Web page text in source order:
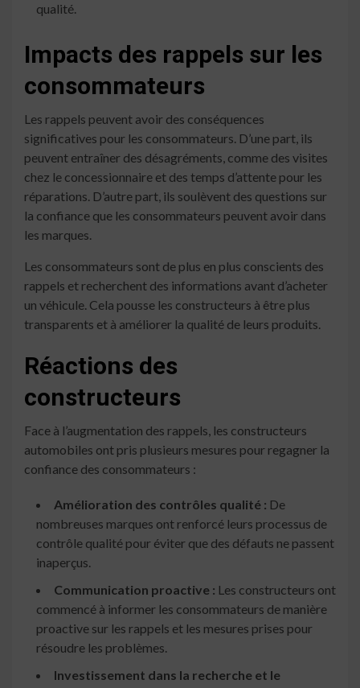
qualité.
Impacts des rappels sur les
consommateurs
Les rappels peuvent avoir des conséquences
significatives pour les consommateurs. D’une part, ils
peuvent entraîner des désagréments, comme des visites
chez le concessionnaire et des temps d’attente pour les
réparations. D’autre part, ils soulèvent des questions sur
la confiance que les consommateurs peuvent avoir dans
les marques.
Les consommateurs sont de plus en plus conscients des
rappels et recherchent des informations avant d’acheter
un véhicule. Cela pousse les constructeurs à être plus
transparents et à améliorer la qualité de leurs produits.
Réactions des
constructeurs
Face à l’augmentation des rappels, les constructeurs
automobiles ont pris plusieurs mesures pour regagner la
confiance des consommateurs :
Amélioration des contrôles qualité : De
nombreuses marques ont renforcé leurs processus de
contrôle qualité pour éviter que des défauts ne passent
inaperçus.
Communication proactive : Les constructeurs ont
commencé à informer les consommateurs de manière
proactive sur les rappels et les mesures prises pour
résoudre les problèmes.
Investissement dans la recherche et le